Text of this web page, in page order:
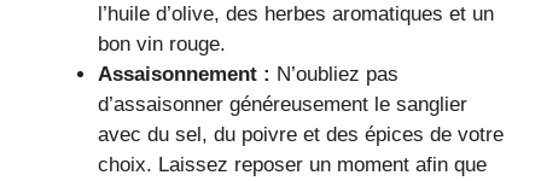
l’huile d’olive, des herbes aromatiques et un
bon vin rouge.
Assaisonnement : N’oubliez pas
d’assaisonner généreusement le sanglier
avec du sel, du poivre et des épices de votre
choix. Laissez reposer un moment afin que